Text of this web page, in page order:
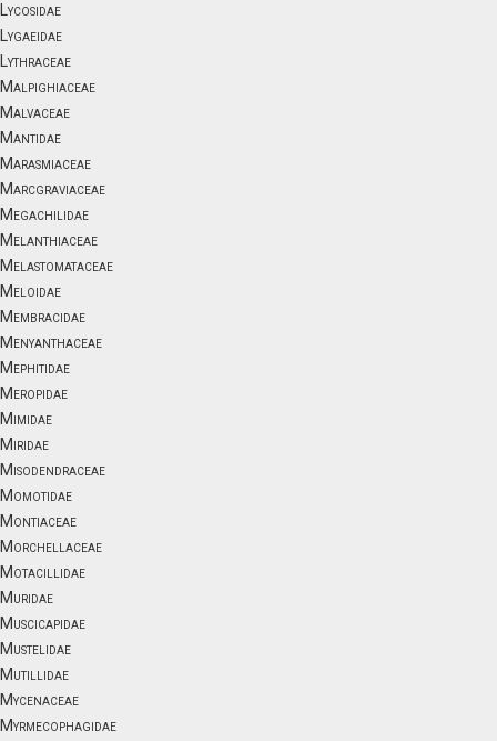
Lycosidae
Lygaeidae
Lythraceae
Malpighiaceae
Malvaceae
Mantidae
Marasmiaceae
Marcgraviaceae
Megachilidae
Melanthiaceae
Melastomataceae
Meloidae
Membracidae
Menyanthaceae
Mephitidae
Meropidae
Mimidae
Miridae
Misodendraceae
Momotidae
Montiaceae
Morchellaceae
Motacillidae
Muridae
Muscicapidae
Mustelidae
Mutillidae
Mycenaceae
Myrmecophagidae